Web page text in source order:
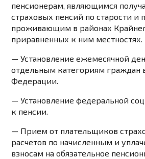
пенсионерам, являющимся
страховых пенсий по старости и
проживающим в районах
приравненных к ним местностях.
— Установление ежемесячной
отдельным категориям граждан
Федерации.
— Установление федеральной
к пенсии.
— Прием от плательщиков
расчетов по начисленным и
взносам на обязательное